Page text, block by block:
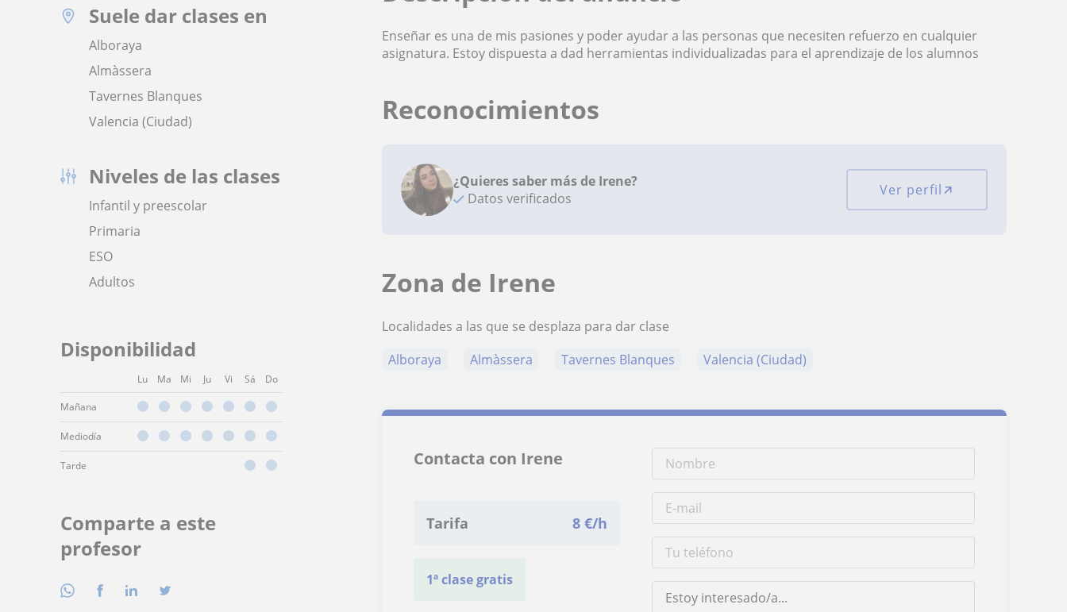
Suele dar clases en
Alboraya
Almàssera
Tavernes Blanques
Valencia (Ciudad)
Niveles de las clases
Infantil y preescolar
Primaria
ESO
Adultos
Disponibilidad
Lu Ma Mi Ju Vi Sá Do
Mañana
Mediodía
Tarde
Comparte a este
profesor
Enseñar es una de mis pasiones y poder ayudar a las personas que necesiten refuerzo en cualquier
asignatura. Estoy dispuesta a dad herramientas individualizadas para el aprendizaje de los alumnos
Reconocimientos
¿Quieres saber más de Irene?
Datos verificados
Ver perfil
Zona de Irene
Localidades a las que se desplaza para dar clase
Alboraya
Almàssera Tavernes Blanques Valencia (Ciudad)
Contacta con Irene
Tarifa 8 €/h
1ª clase gratis